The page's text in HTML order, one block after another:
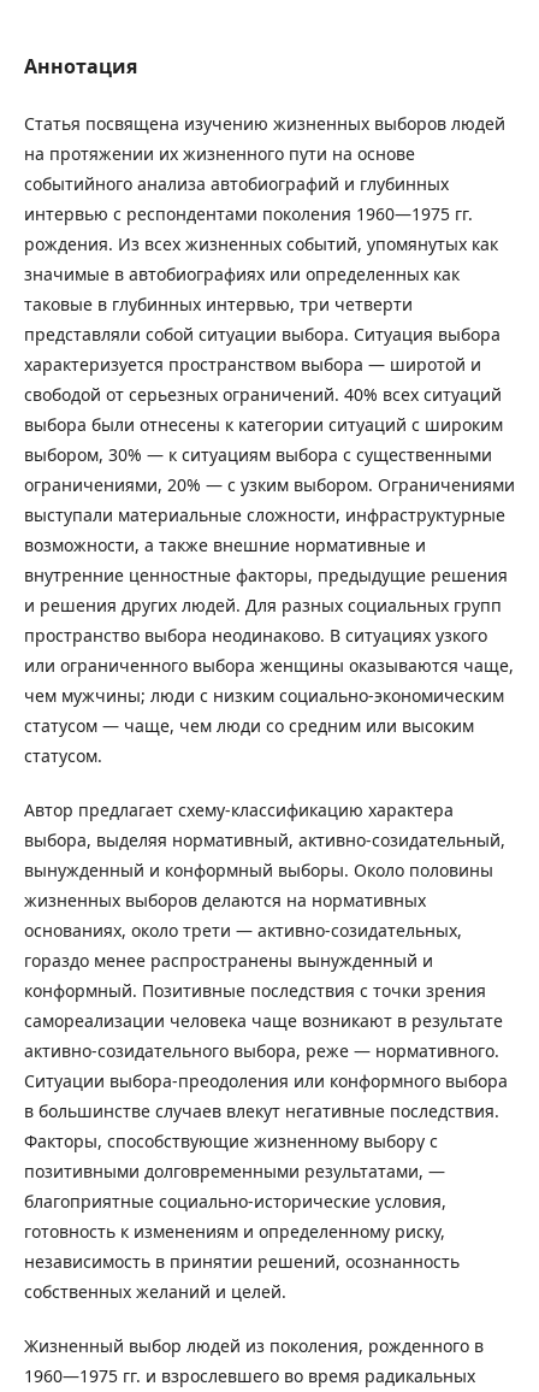
Аннотация
Статья посвящена изучению жизненных выборов людей
на протяжении их жизненного пути на основе
событийного анализа автобиографий и глубинных
интервью с респондентами поколения 1960―1975 гг.
рождения. Из всех жизненных событий, упомянутых как
значимые в автобиографиях или определенных как
таковые в глубинных интервью, три четверти
представляли собой ситуации выбора. Ситуация выбора
характеризуется пространством выбора ― широтой и
свободой от серьезных ограничений. 40% всех ситуаций
выбора были отнесены к категории ситуаций с широким
выбором, 30% ― к ситуациям выбора с существенными
ограничениями, 20% ― с узким выбором. Ограничениями
выступали материальные сложности, инфраструктурные
возможности, а также внешние нормативные и
внутренние ценностные факторы, предыдущие решения
и решения других людей. Для разных социальных групп
пространство выбора неодинаково. В ситуациях узкого
или ограниченного выбора женщины оказываются чаще,
чем мужчины; люди с низким социально-экономическим
статусом ― чаще, чем люди со средним или высоким
статусом.
Автор предлагает схему-классификацию характера
выбора, выделяя нормативный, активно-созидательный,
вынужденный и конформный выборы. Около половины
жизненных выборов делаются на нормативных
основаниях, около трети ― активно-созидательных,
гораздо менее распространены вынужденный и
конформный. Позитивные последствия с точки зрения
самореализации человека чаще возникают в результате
активно-созидательного выбора, реже ― нормативного.
Ситуации выбора-преодоления или конформного выбора
в большинстве случаев влекут негативные последствия.
Факторы, способствующие жизненному выбору с
позитивными долговременными результатами, ―
благоприятные социально-исторические условия,
готовность к изменениям и определенному риску,
независимость в принятии решений, осознанность
собственных желаний и целей.
Жизненный выбор людей из поколения, рожденного в
1960―1975 гг. и взрослевшего во время радикальных